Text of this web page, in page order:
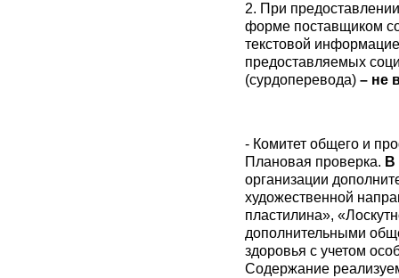
2. При
форме поставщиком
текстовой
предоставляемых
(сурдоперевода) – не
- Комитет общего и
Плановая проверка. В
организации
художественной
пластилина»,
дополнительными
здоровья с учетом
Содержание